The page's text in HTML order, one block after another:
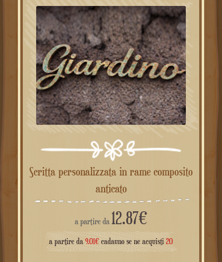
Scritta personalizzata in rame composito
anticato
a partire da 12.87€
a partire da 9.01€ cadauno se ne acquisti 20